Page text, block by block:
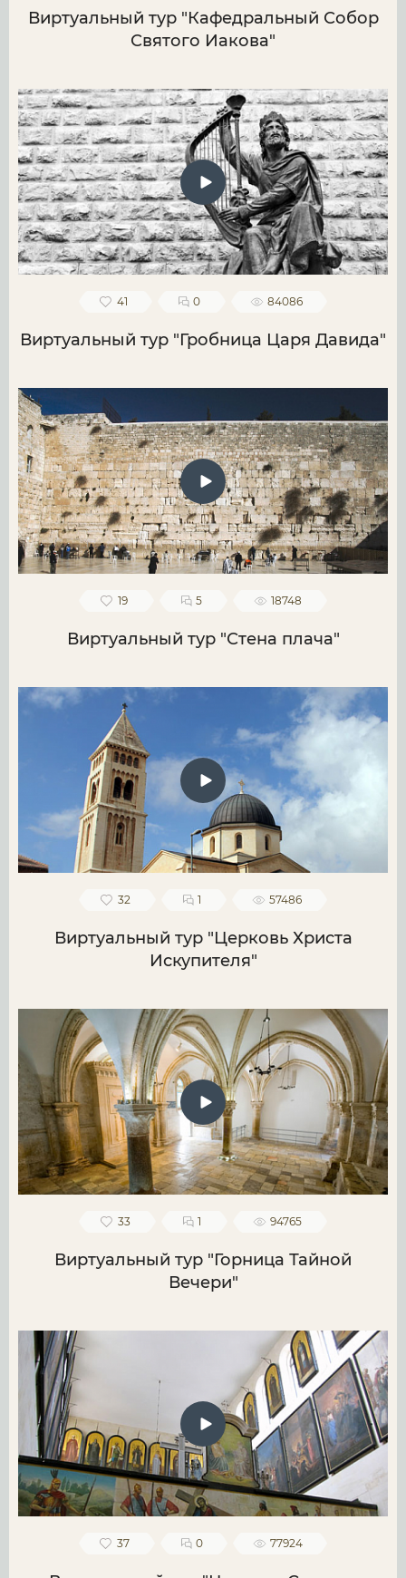
Виртуальный тур "Кафедральный Собор
Святого Иакова"
41 0 84086
Виртуальный тур "Гробница Царя Давида"
19 5 18748
Виртуальный тур "Стена плача"
32 1 57486
Виртуальный тур "Церковь Христа
Искупителя"
33 1 94765
Виртуальный тур "Горница Тайной
Вечери"
37 0 77924